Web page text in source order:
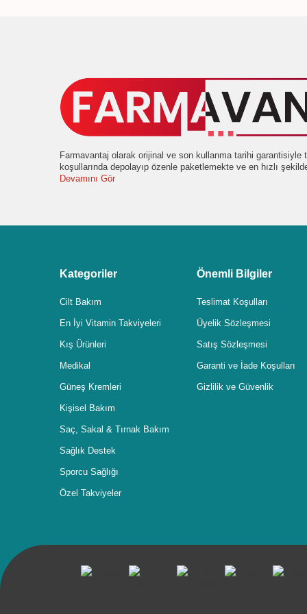
Farmavantaj olarak orijinal ve son kullanma tarihi garantisiyle
koşullarında depolayıp özenle paketlemekte ve en hızlı
Devamını Gör
Kategoriler
Cilt Bakım
En İyi Vitamin Takviyeleri
Kış Ürünleri
Medikal
Güneş Kremleri
Kişisel Bakım
Saç, Sakal & Tırnak Bakım
Sağlık Destek
Sporcu Sağlığı
Özel Takviyeler
Önemli Bilgiler
Teslimat Koşulları
Üyelik Sözleşmesi
Satış Sözleşmesi
Garanti ve İade Koşulları
Gizlilik ve Güvenlik